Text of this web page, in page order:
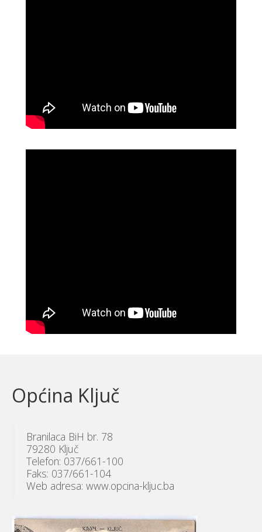
Općina Ključ
Branilaca BiH br. 78
79280 Ključ
Telefon: 037/661-100
Faks: 037/661-104
Web adresa: www.opcina-kljuc.ba